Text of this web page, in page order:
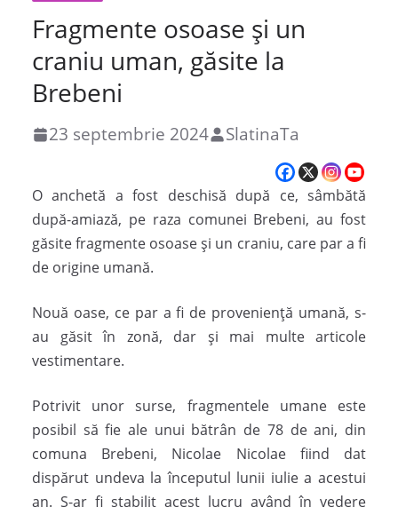
Fragmente osoase și un
craniu uman, găsite la
Brebeni
23 septembrie 2024 SlatinaTa
O anchetă a fost deschisă după ce, sâmbătă
după-amiază, pe raza comunei Brebeni, au fost
găsite fragmente osoase și un craniu, care par a fi
de origine umană.
Nouă oase, ce par a fi de proveniență umană, s-
au găsit în zonă, dar și mai multe articole
vestimentare.
Potrivit unor surse, fragmentele umane este
posibil să fie ale unui bătrân de 78 de ani, din
comuna Brebeni, Nicolae Nicolae fiind dat
dispărut undeva la începutul lunii iulie a acestui
an. S-ar fi stabilit acest lucru având în vedere